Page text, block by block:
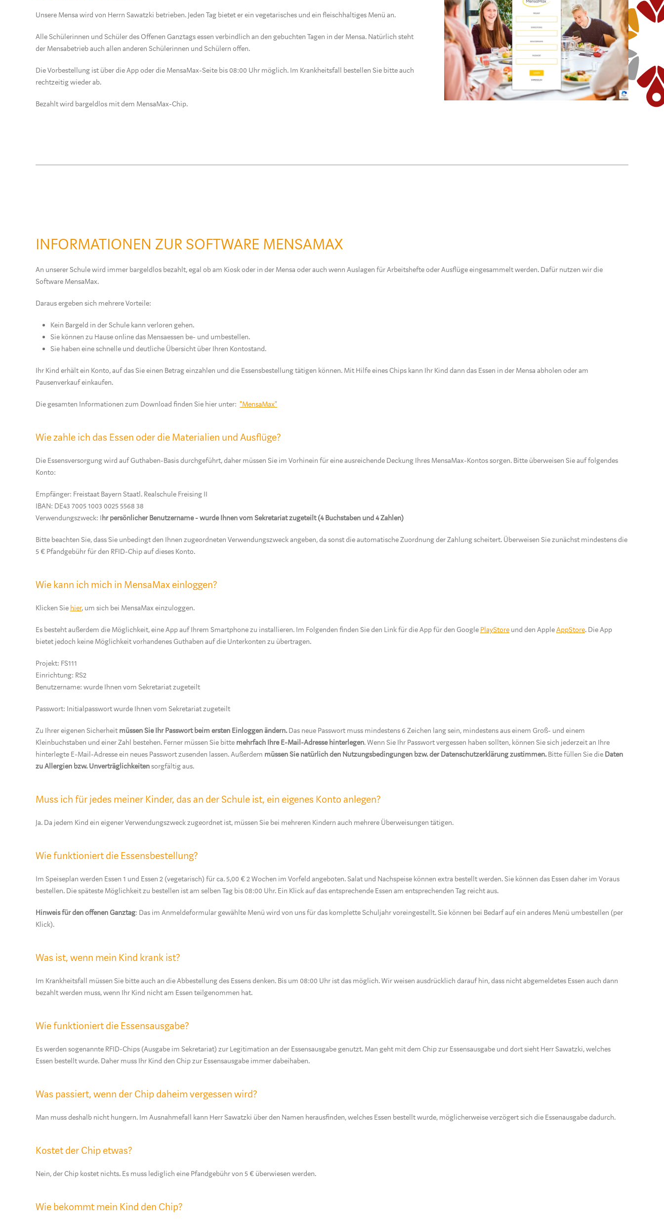
Unsere Mensa wird von Herrn Sawatzki betrieben. Jeden Tag bietet er ein vegetarisches und ein fleischhaltiges Menü an.
Alle Schülerinnen und Schüler des Offenen Ganztags essen verbindlich an den gebuchten Tagen in der Mensa. Natürlich steht
der Mensabetrieb auch allen anderen Schülerinnen und Schülern offen.
Die Vorbestellung ist über die App oder die MensaMax-Seite bis 08:00 Uhr möglich. Im Krankheitsfall bestellen Sie bitte auch
rechtzeitig wieder ab.
Bezahlt wird bargeldlos mit dem MensaMax-Chip.
INFORMATIONEN ZUR SOFTWARE MENSAMAX
An unserer Schule wird immer bargeldlos bezahlt, egal ob am Kiosk oder in der Mensa oder auch wenn Auslagen für Arbeitshefte oder Ausflüge eingesammelt werden. Dafür nutzen wir die
Software MensaMax.
Daraus ergeben sich mehrere Vorteile:
Kein Bargeld in der Schule kann verloren gehen.
Sie können zu Hause online das Mensaessen be- und umbestellen.
Sie haben eine schnelle und deutliche Übersicht über Ihren Kontostand.
Ihr Kind erhält ein Konto, auf das Sie einen Betrag einzahlen und die Essensbestellung tätigen können. Mit Hilfe eines Chips kann Ihr Kind dann das Essen in der Mensa abholen oder am
Pausenverkauf einkaufen.
Die gesamten Informationen zum Download finden Sie hier unter: "MensaMax"
Wie zahle ich das Essen oder die Materialien und Ausflüge?
Die Essensversorgung wird auf Guthaben-Basis durchgeführt, daher müssen Sie im Vorhinein für eine ausreichende Deckung Ihres MensaMax-Kontos sorgen. Bitte überweisen Sie auf folgendes
Konto:
Empfänger: Freistaat Bayern Staatl. Realschule Freising II
IBAN: DE43 7005 1003 0025 5568 38
Verwendungszweck: Ihr persönlicher Benutzername - wurde Ihnen vom Sekretariat zugeteilt (4 Buchstaben und 4 Zahlen)
Bitte beachten Sie, dass Sie unbedingt den Ihnen zugeordneten Verwendungszweck angeben, da sonst die automatische Zuordnung der Zahlung scheitert. Überweisen Sie zunächst mindestens die
5 € Pfandgebühr für den RFID-Chip auf dieses Konto.
Wie kann ich mich in MensaMax einloggen?
Klicken Sie hier, um sich bei MensaMax einzuloggen.
Es besteht außerdem die Möglichkeit, eine App auf Ihrem Smartphone zu installieren. Im Folgenden finden Sie den Link für die App für den Google PlayStore und den AppleAppStore. Die App
bietet jedoch keine Möglichkeit vorhandenes Guthaben auf die Unterkonten zu übertragen.
Projekt: FS111
Einrichtung: RS2
Benutzername: wurde Ihnen vom Sekretariat zugeteilt
Passwort: Initialpasswort wurde Ihnen vom Sekretariat zugeteilt
Zu Ihrer eigenen Sicherheit müssen Sie Ihr Passwort beim ersten Einloggen ändern.Das neue Passwort muss mindestens 6 Zeichen lang sein, mindestens aus einem Groß- und einem
Kleinbuchstaben und einer Zahl bestehen. Ferner müssen Sie bitte mehrfach Ihre E-Mail-Adresse hinterlegen. Wenn Sie Ihr Passwort vergessen haben sollten, können Sie sich jederzeit an Ihre
hinterlegte E-Mail-Adresse ein neues Passwort zusenden lassen. Außerdem müssen Sie natürlich den Nutzungsbedingungen bzw. der Datenschutzerklärung zustimmen.Bitte füllen Sie die Daten
zu Allergien bzw. Unverträglichkeitensorgfältig aus.
Muss ich für jedes meiner Kinder, das an der Schule ist, ein eigenes Konto anlegen?
Ja. Da jedem Kind ein eigener Verwendungszweck zugeordnet ist, müssen Sie bei mehreren Kindern auch mehrere Überweisungen tätigen.
Wie funktioniert die Essensbestellung?
Im Speiseplan werden Essen 1 und Essen 2 (vegetarisch) für ca. 5,00 € 2 Wochen im Vorfeld angeboten. Salat und Nachspeise können extra bestellt werden. Sie können das Essen daher im Voraus
bestellen. Die späteste Möglichkeit zu bestellen ist am selben Tag bis 08:00 Uhr. Ein Klick auf das entsprechende Essen am entsprechenden Tag reicht aus.
Hinweis für den offenen Ganztag: Das im Anmeldeformular gewählte Menü wird von uns für das komplette Schuljahr voreingestellt. Sie können bei Bedarf auf ein anderes Menü umbestellen (per
Klick).
Was ist, wenn mein Kind krank ist?
Im Krankheitsfall müssen Sie bitte auch an die Abbestellung des Essens denken. Bis um 08:00 Uhr ist das möglich. Wir weisen ausdrücklich darauf hin, dass nicht abgemeldetes Essen auch dann
bezahlt werden muss, wenn Ihr Kind nicht am Essen teilgenommen hat.
Wie funktioniert die Essensausgabe?
Es werden sogenannte RFID-Chips (Ausgabe im Sekretariat) zur Legitimation an der Essensausgabe genutzt. Man geht mit dem Chip zur Essensausgabe und dort sieht Herr Sawatzki, welches
Essen bestellt wurde. Daher muss Ihr Kind den Chip zur Essensausgabe immer dabeihaben.
Was passiert, wenn der Chip daheim vergessen wird?
Man muss deshalb nicht hungern. Im Ausnahmefall kann Herr Sawatzki über den Namen herausfinden, welches Essen bestellt wurde, möglicherweise verzögert sich die Essenausgabe dadurch.
Kostet der Chip etwas?
Nein, der Chip kostet nichts. Es muss lediglich eine Pfandgebühr von 5 € überwiesen werden.
Wie bekommt mein Kind den Chip?